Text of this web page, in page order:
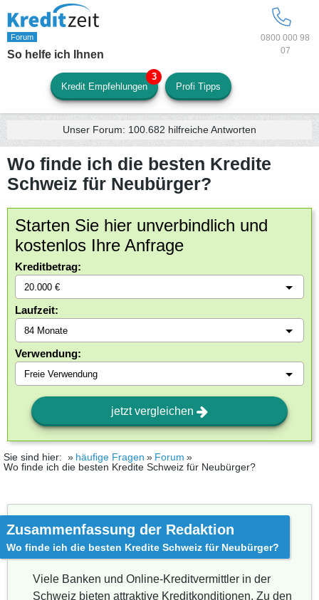
0800 000 98
07
So helfe ich Ihnen
Kredit Empfehlungen Profi Tipps
Unser Forum: 100.682 hilfreiche Antworten
Wo finde ich die besten Kredite
Schweiz für Neubürger?
Starten Sie hier unverbindlich und
kostenlos Ihre Anfrage
Kreditbetrag:
Laufzeit:
Verwendung:
jetzt vergleichen
Sie sind hier: häufige Fragen
Forum
Wo finde ich die besten Kredite Schweiz für Neubürger?
Zusammenfassung der Redaktion
Wo finde ich die besten Kredite Schweiz für Neubürger?
Viele Banken und Online-Kreditvermittler in der
Schweiz bieten attraktive Kreditkonditionen. Zu den